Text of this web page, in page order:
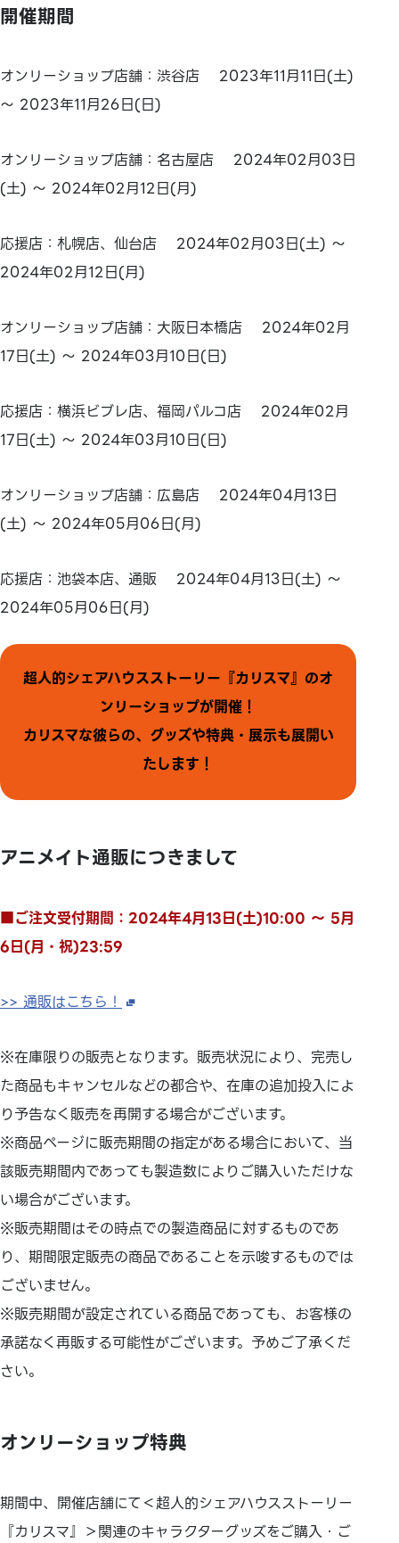
開催期間
オンリーショップ店舗：渋谷店 2023年11月11日(土)
～ 2023年11月26日(日)
オンリーショップ店舗：名古屋店 2024年02月03日
(土) ～ 2024年02月12日(月)
応援店：札幌店、仙台店 2024年02月03日(土) ～
2024年02月12日(月)
オンリーショップ店舗：大阪日本橋店 2024年02月
17日(土) ～ 2024年03月10日(日)
応援店：横浜ビブレ店、福岡パルコ店 2024年02月
17日(土) ～ 2024年03月10日(日)
オンリーショップ店舗：広島店 2024年04月13日
(土) ～ 2024年05月06日(月)
応援店：池袋本店、通販 2024年04月13日(土) ～
2024年05月06日(月)
超人的シェアハウスストーリー『カリスマ』のオ
ンリーショップが開催！
カリスマな彼らの、グッズや特典・展示も展開い
たします！
アニメイト通販につきまして
■ご注文受付期間：2024年4月13日(土)10:00 ～ 5月
6日(月・祝)23:59
>> 通販はこちら！
※在庫限りの販売となります。販売状況により、完売し
た商品もキャンセルなどの都合や、在庫の追加投入によ
り予告なく販売を再開する場合がございます。
※商品ページに販売期間の指定がある場合において、当
該販売期間内であっても製造数によりご購入いただけな
い場合がございます。
※販売期間はその時点での製造商品に対するものであ
り、期間限定販売の商品であることを示唆するものでは
ございません。
※販売期間が設定されている商品であっても、お客様の
承諾なく再販する可能性がございます。予めご了承くだ
さい。
オンリーショップ特典
期間中、開催店舗にて＜超人的シェアハウスストーリー
『カリスマ』＞関連のキャラクターグッズをご購入・ご